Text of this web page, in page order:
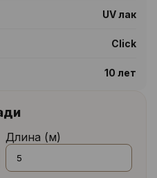
UV лак
Click
10 лет
Длина (м)